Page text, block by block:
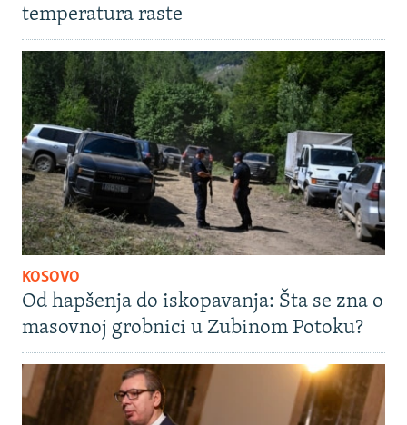
temperatura raste
KOSOVO
Od hapšenja do iskopavanja: Šta se zna o
masovnoj grobnici u Zubinom Potoku?